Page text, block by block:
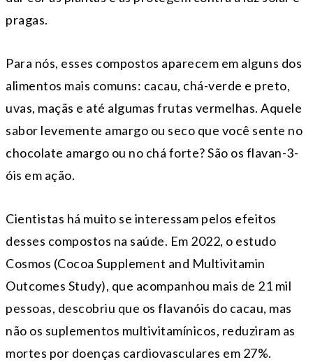
pragas.
Para nós, esses compostos aparecem em alguns dos
alimentos mais comuns: cacau, chá-verde e preto,
uvas, maçãs e até algumas frutas vermelhas. Aquele
sabor levemente amargo ou seco que você sente no
chocolate amargo ou no chá forte? São os flavan-3-
óis em ação.
Cientistas há muito se interessam pelos efeitos
desses compostos na saúde. Em 2022, o estudo
Cosmos (Cocoa Supplement and Multivitamin
Outcomes Study), que acompanhou mais de 21 mil
pessoas, descobriu que os flavanóis do cacau, mas
não os suplementos multivitamínicos, reduziram as
mortes por doenças cardiovasculares em 27%.